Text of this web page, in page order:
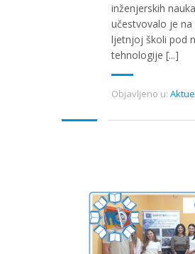
inženjerskih
učestvovalo je na
ljetnjoj školi pod
tehnologije [...]
Objavljeno u: